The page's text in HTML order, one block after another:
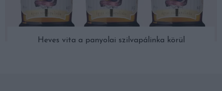
Heves vita a panyolai szilvapálinka körül